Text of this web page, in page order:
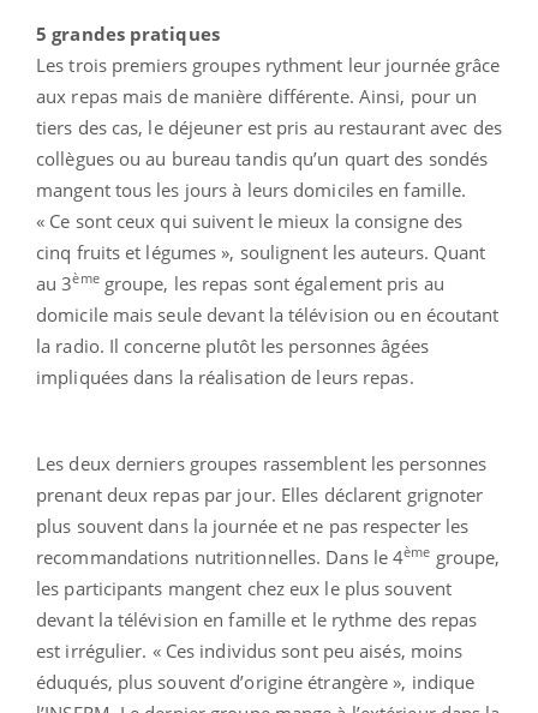
5 grandes pratiques
Les trois premiers groupes rythment leur journée grâce
aux repas mais de manière différente. Ainsi, pour un
tiers des cas, le déjeuner est pris au restaurant avec des
collègues ou au bureau tandis qu’un quart des sondés
mangent tous les jours à leurs domiciles en famille.
« Ce sont ceux qui suivent le mieux la consigne des
cinq fruits et légumes », soulignent les auteurs. Quant
au 3èmegroupe, les repas sont également pris au
domicile mais seule devant la télévision ou en écoutant
la radio. Il concerne plutôt les personnes âgées
impliquées dans la réalisation de leurs repas.
Les deux derniers groupes rassemblent les personnes
prenant deux repas par jour. Elles déclarent grignoter
plus souvent dans la journée et ne pas respecter les
recommandations nutritionnelles. Dans le 4ème groupe,
les participants mangent chez eux le plus souvent
devant la télévision en famille et le rythme des repas
est irrégulier. « Ces individus sont peu aisés, moins
éduqués, plus souvent d’origine étrangère », indique